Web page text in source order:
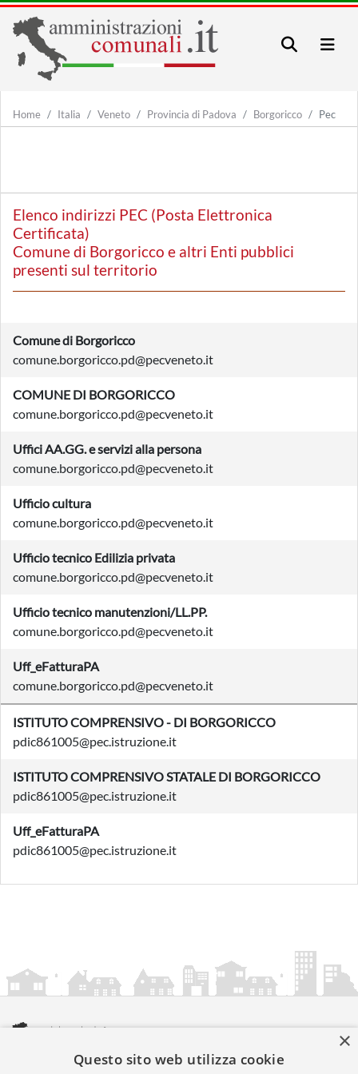
Home Italia Veneto Provincia di Padova Borgoricco Pec
Elenco indirizzi PEC (Posta Elettronica
Certificata)
Comune di Borgoricco e altri Enti pubblici
presenti sul territorio
Comune di Borgoricco
comune.borgoricco.pd@pecveneto.it
COMUNE DI BORGORICCO
comune.borgoricco.pd@pecveneto.it
Uffici AA.GG. e servizi alla persona
comune.borgoricco.pd@pecveneto.it
Ufficio cultura
comune.borgoricco.pd@pecveneto.it
Ufficio tecnico Edilizia privata
comune.borgoricco.pd@pecveneto.it
Ufficio tecnico manutenzioni/LL.PP.
comune.borgoricco.pd@pecveneto.it
Uff_eFatturaPA
comune.borgoricco.pd@pecveneto.it
ISTITUTO COMPRENSIVO - DI BORGORICCO
pdic861005@pec.istruzione.it
ISTITUTO COMPRENSIVO STATALE DI BORGORICCO
pdic861005@pec.istruzione.it
Uff_eFatturaPA
pdic861005@pec.istruzione.it
amministrazionicomunali.it è una iniziativa diartemedia.it
×
Questo sito web utilizza cookie